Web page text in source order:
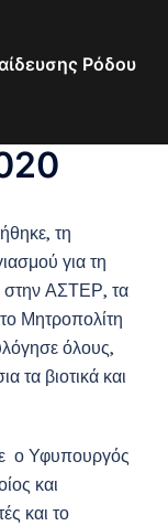
Ρόδου
τη
για τη
στην ΑΣΤΕΡ, τα
Μητροπολίτη
όλους,
τα βιοτικά και
ο Υφυπουργός
και
και το